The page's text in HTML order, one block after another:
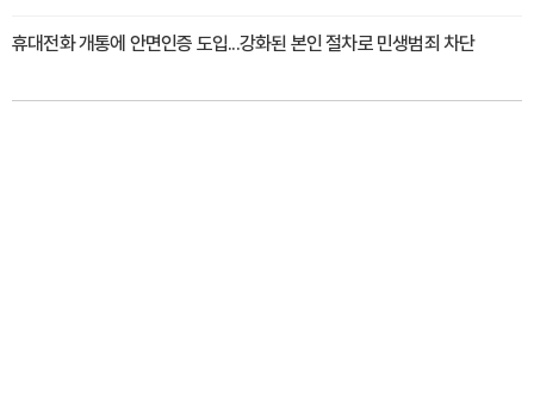
휴대전화 개통에 안면인증 도입...강화된 본인 절차로 민생범죄 차단